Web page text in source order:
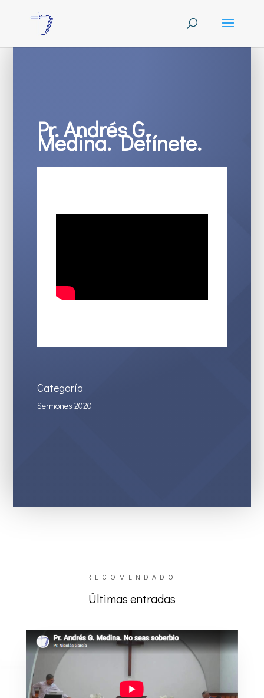
Pr. Andrés G.
Medina. Defínete.
Categoría
Sermones 2020
RECOMENDADO
Últimas entradas